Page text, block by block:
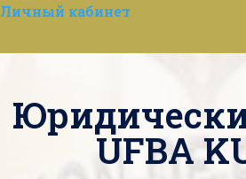
Личный кабинет
UFBA